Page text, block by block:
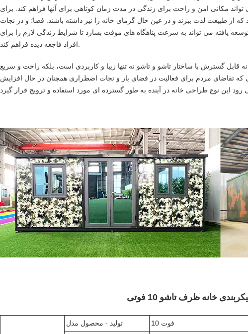
مکانی امن و راحت برای زندگی در مدت زمان کوتاهی برای آنها فراهم کند. برای
که از طبیعت لذت ببرند و در عین حال گرمای خانه را نیز داشته باشند. فضا؛ و در نجات
کوچک کانتینر خانه توسعه یافته می تواند به سرعت پناهگاه های موقت بسازد تا شرایط زندگی لازم را برای
شده کانتینر خانه قابل گسترش با ساختار تاشو و تاشو نه تنها زیبا و کاربردی است، بلکه راحت و سریع
که تقاضای مردم برای فعالیت در فضای باز و نجات اضطراری همچنان در حال افزایش
خانه ظرف تاشو 10 فوتی
تولید - محصول مدل
10 فوت